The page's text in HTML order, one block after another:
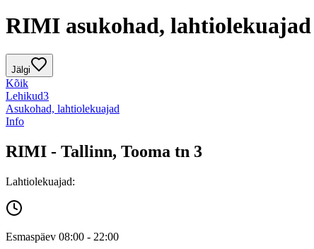
RIMI asukohad, lahtiolekuajad
Jälgi
Kõik
Lehikud3
Asukohad, lahtiolekuajad
Info
RIMI - Tallinn, Tooma tn 3
Lahtiolekuajad:
Esmaspäev 08:00 - 22:00